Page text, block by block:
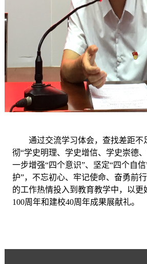
通过交流学习体会，查找差距不
彻“学史明理、学史增信、学史崇德
一步增强“四个意识”、坚定“四个自
护”，不忘初心、牢记使命、奋勇前
的工作热情投入到教育教学中，以更
100周年和建校40周年成果展献礼。